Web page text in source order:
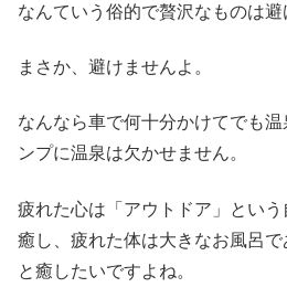
なんていう俗的で贅沢なものは避
まさか、避けませんよ。
なんなら車で何十分かけてでも
ンプに温泉は欠かせません。
疲れた心は「アウトドア」とい
癒し、疲れた体は大きなお風呂で
と癒したいですよね。